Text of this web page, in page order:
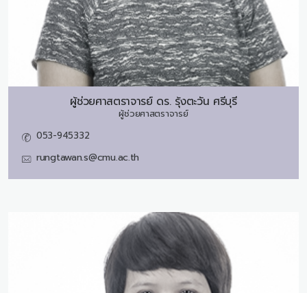
ผู้ช่วยศาสตราจารย์ ดร. รุ้งตะวัน ศรีบุรี
ผู้ช่วยศาสตราจารย์
053-945332
rungtawan.s@cmu.ac.th